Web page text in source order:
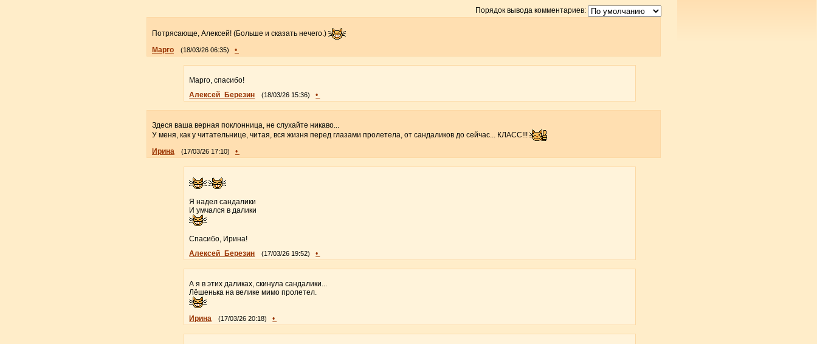
Порядок вывода комментариев:
Потрясающе, Алексей! (Больше и сказать нечего.)
Марго
(18/03/26 06:35) •
Марго, спасибо!
Алексей_Березин
(18/03/26 15:36) •
Здеся ваша верная поклонница, не слухайте никаво...
У меня, как у читательнице, читая, вся жизня перед глазами пролетела, от сандаликов до сейчас... КЛАСС!!!
Ирина
(17/03/26 17:10) •
Я надел сандалики
И умчался в далики
Спасибо, Ирина!
Алексей_Березин
(17/03/26 19:52) •
А я в этих даликах, скинула сандалики...
Лёшенька на велике мимо пролетел.
Ирина (17/03/26 20:18) •